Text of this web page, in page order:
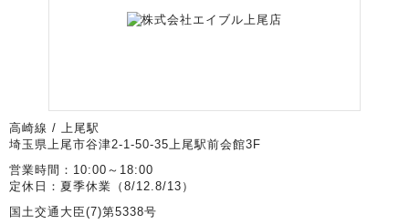
高崎線 / 上尾駅
埼玉県上尾市谷津2-1-50-35上尾駅前会館3F
営業時間：10:00～18:00
定休日：夏季休業（8/12.8/13）
国土交通大臣(7)第5338号